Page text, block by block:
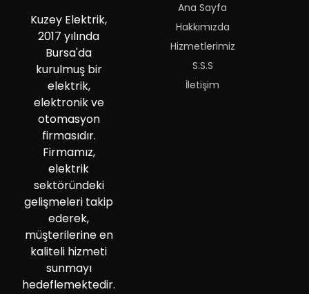
Kuzey Elektrik,
2017 yılında
Bursa'da
kurulmuş bir
elektrik,
elektronik ve
otomasyon
firmasıdır.
Firmamız,
elektrik
sektöründeki
gelişmeleri takip
ederek,
müşterilerine en
kaliteli hizmeti
sunmayı
hedeflemektedir.
Ana Sayfa
Hakkımızda
Hizmetlerimiz
S.S.S
İletişim